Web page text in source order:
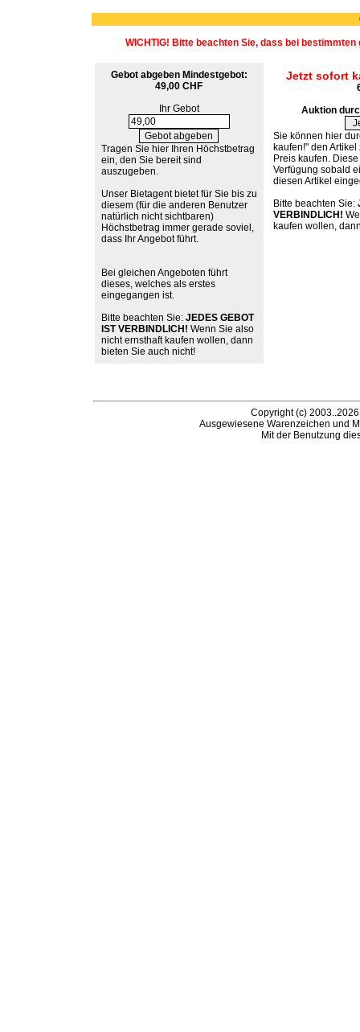
WICHTIG! Bitte beachten Sie, dass bei
Gebot abgeben Mindestgebot:
49,00 CHF
Ihr Gebot
Tragen Sie hier Ihren Höchstbetrag
ein, den Sie bereit sind
auszugeben.
Unser Bietagent bietet für Sie bis zu
diesem (für die anderen Benutzer
natürlich nicht sichtbaren)
Höchstbetrag immer gerade soviel,
dass Ihr Angebot führt.
Bei gleichen Angeboten führt
dieses, welches als erstes
eingegangen ist.
Bitte beachten Sie: JEDES GEBOT
IST VERBINDLICH! Wenn Sie also
nicht ernsthaft kaufen wollen, dann
bieten Sie auch nicht!
Jetzt sofort
Auktion
Sie können hier
kaufen!" den
Preis kaufen.
Verfügung sobald
diesen Artikel
Bitte beachten Sie:
VERBINDLICH!
kaufen wollen,
Copyright (c)
Ausgewiesene Warenzeichen und
Mit der Benutzung